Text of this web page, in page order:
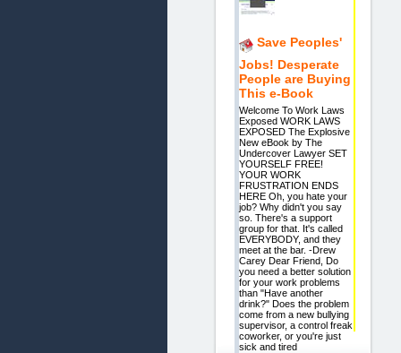
Save Peoples'
Jobs! Desperate
People are Buying
This e-Book
Welcome To Work Laws
Exposed WORK LAWS
EXPOSED The Explosive
New eBook by The
Undercover Lawyer SET
YOURSELF FREE!
YOUR WORK
FRUSTRATION ENDS
HERE Oh, you hate your
job? Why didn't you say
so. There's a support
group for that. It's called
EVERYBODY, and they
meet at the bar. -Drew
Carey Dear Friend, Do
you need a better solution
for your work problems
than "Have another
drink?" Does the problem
come from a new bullying
supervisor, a control freak
coworker, or you're just
sick and tired